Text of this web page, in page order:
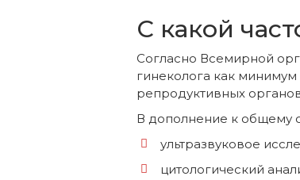
С какой
Согласно Всемирной
гинеколога как
репродуктивных
В дополнение к общему
ультразвуковое
цитологический